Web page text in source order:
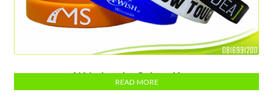
READ MORE